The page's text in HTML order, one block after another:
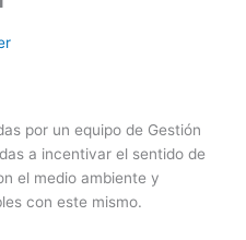
por un equipo de Gestión
a incentivar el sentido de
el medio ambiente y
con este mismo.